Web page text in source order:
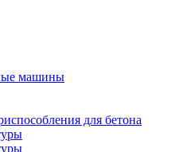
машины
для бетона